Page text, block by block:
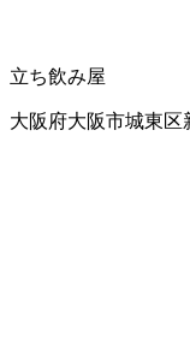
立ち飲み屋
大阪府大阪市城東区